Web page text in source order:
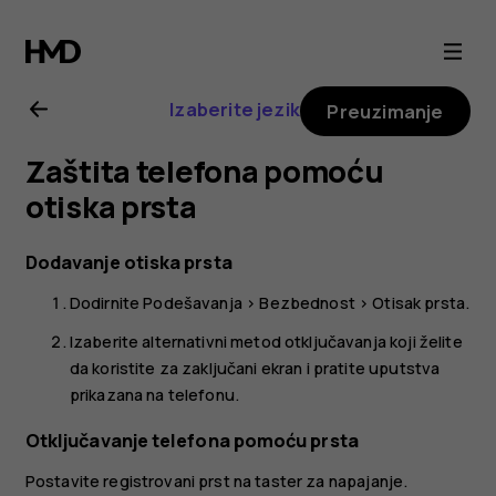
Uputstvo
za
korisnike
telefona
Nokia
G21
Izaberite jezik Preuzimanje
Zaštita telefona pomoću
otiska prsta
Dodavanje otiska prsta
DodirnitePodešavanja >Bezbednost >Otisak prsta.
Izaberite alternativni metod otključavanja koji želite
da koristite za zaključani ekran i pratite uputstva
prikazana na telefonu.
Otključavanje telefona pomoću prsta
Postavite registrovani prst na taster za napajanje.